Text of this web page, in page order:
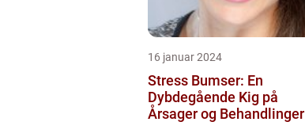
16 januar 2024
Stress Bumser: En
Dybdegående Kig på
Årsager og Behandlinger